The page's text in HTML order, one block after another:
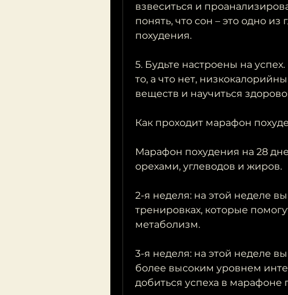
взвеситься и
понять, что сон – это одно
похудения.
5. Будьте настроены на
то, а что нет,
веществ и научиться
Как проходит марафон
Марафон похудения на 28
орехами, углеводов и жиров.
2-я неделя: на этой неделе
тренировках, которые
метаболизм.
3-я неделя: на этой неделе
более высоким уровнем
добиться успеха в марафоне